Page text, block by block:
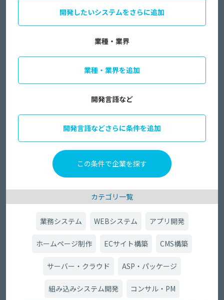
開発したいシステムをさらに追加
業種・業界
業種・業界を追加
開発言語など
開発言語などさらに条件を追加
カテゴリ一覧
業務システム WEBシステム アプリ開発
ホームページ制作 ECサイト構築 CMS構築
サーバー・クラウド ASP・パッケージ
組み込みシステム開発 コンサル・PM